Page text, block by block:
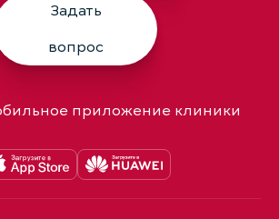
Задать
вопрос
приложение клиники